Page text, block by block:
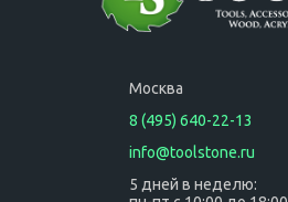
Москва
8 (495) 640-22-13
info@toolstone.ru
5 дней в неделю: